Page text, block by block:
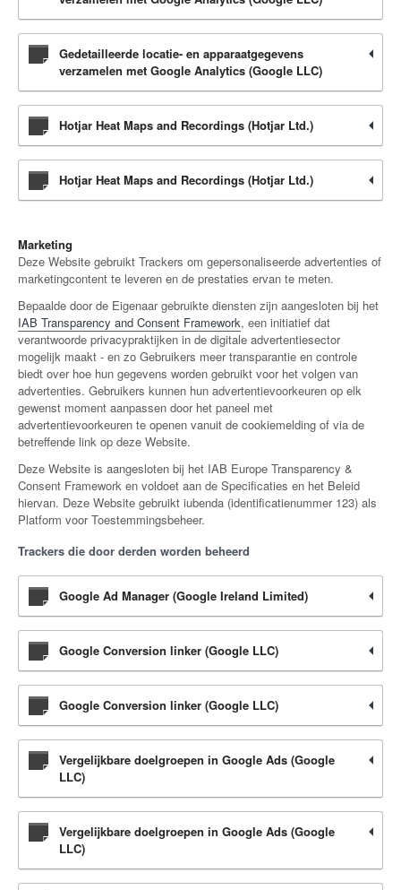
Gedetailleerde locatie- en apparaatgegevens
verzamelen met Google Analytics (Google LLC)
Hotjar Heat Maps and Recordings (Hotjar Ltd.)
Hotjar Heat Maps and Recordings (Hotjar Ltd.)
Marketing
Deze Website gebruikt Trackers om gepersonaliseerde advertenties of
marketingcontent te leveren en de prestaties ervan te meten.
Bepaalde door de Eigenaar gebruikte diensten zijn aangesloten bij het
IAB Transparency and Consent Framework, een initiatief dat
verantwoorde privacypraktijken in de digitale advertentiesector
mogelijk maakt - en zo Gebruikers meer transparantie en controle
biedt over hoe hun gegevens worden gebruikt voor het volgen van
advertenties. Gebruikers kunnen hun advertentievoorkeuren op elk
gewenst moment aanpassen door het paneel met
advertentievoorkeuren te openen vanuit de cookiemelding of via de
betreffende link op deze Website.
Deze Website is aangesloten bij het IAB Europe Transparency &
Consent Framework en voldoet aan de Specificaties en het Beleid
hiervan. Deze Website gebruikt iubenda (identificatienummer 123) als
Platform voor Toestemmingsbeheer.
Trackers die door derden worden beheerd
Google Ad Manager (Google Ireland Limited)
Google Conversion linker (Google LLC)
Google Conversion linker (Google LLC)
Vergelijkbare doelgroepen in Google Ads (Google
LLC)
Vergelijkbare doelgroepen in Google Ads (Google
LLC)